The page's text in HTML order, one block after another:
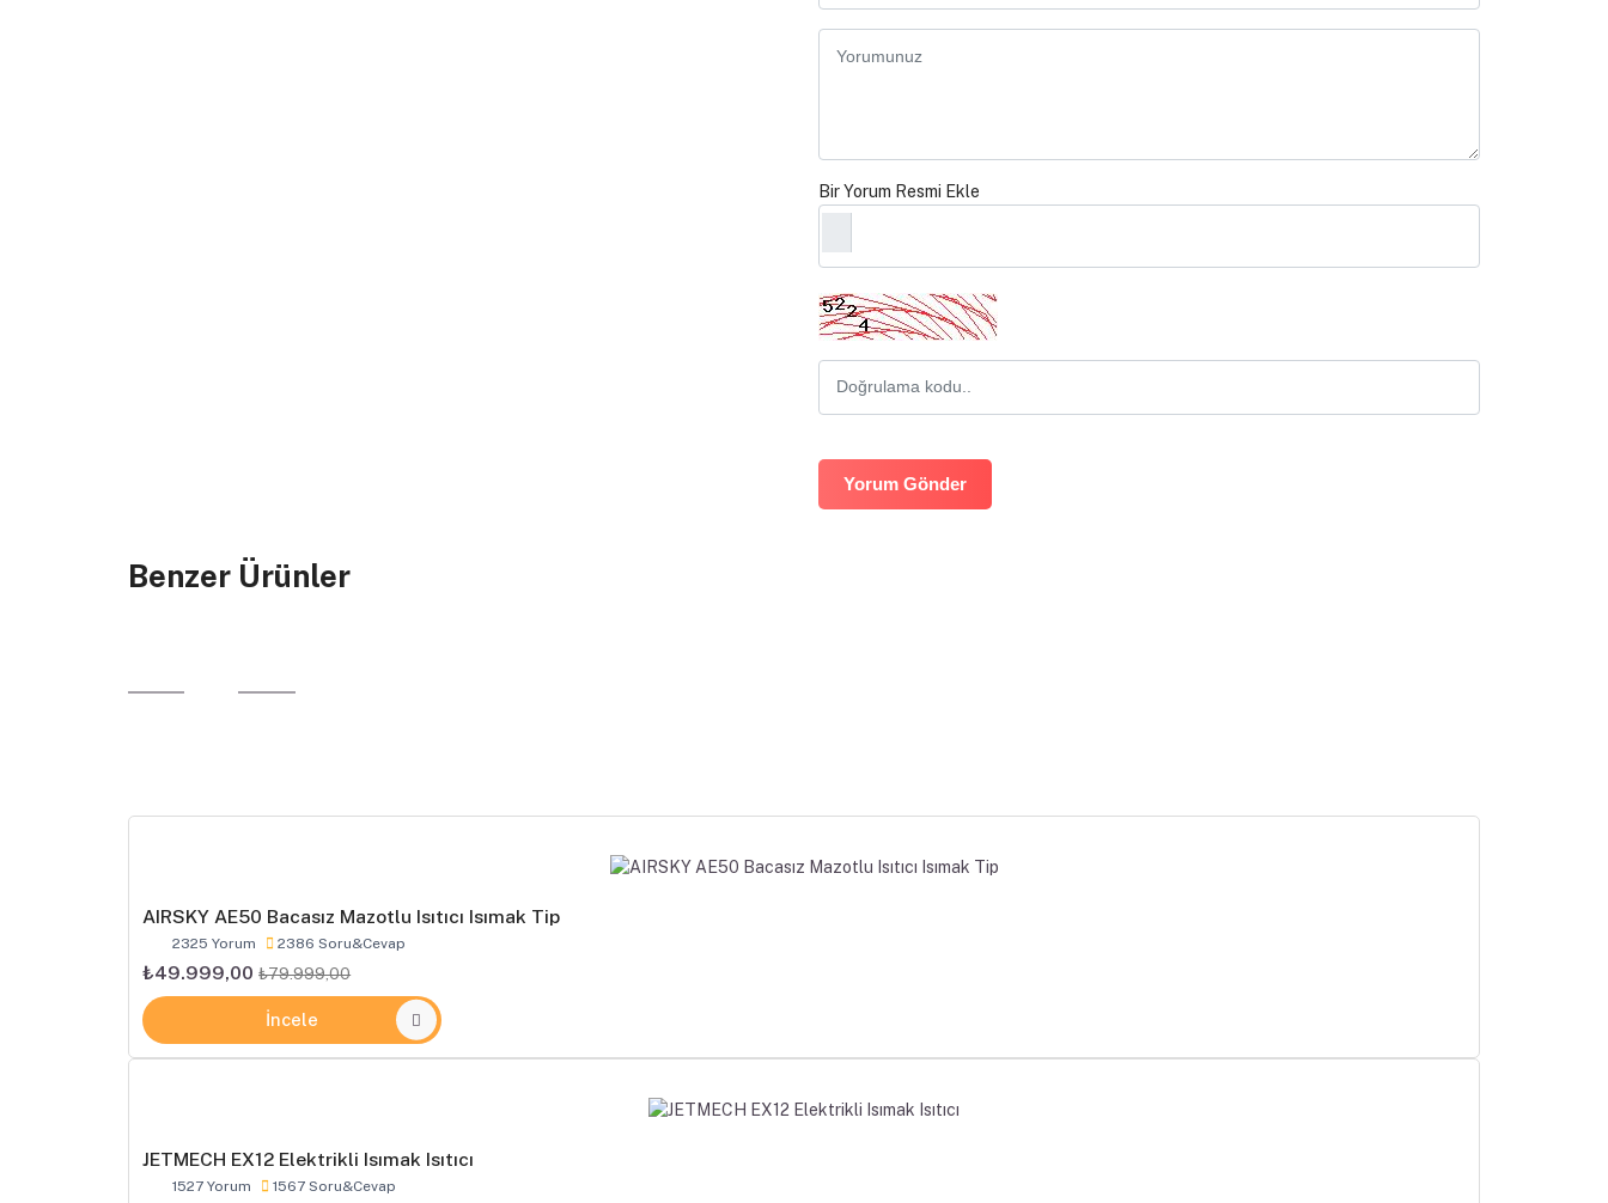
Bir Yorum Resmi Ekle
Yorum Gönder
Benzer Ürünler
AIRSKY AE50 Bacasız Mazotlu Isıtıcı Isımak Tip
2325 Yorum 2386 Soru&Cevap
₺49.999,00 ₺79.999,00
İncele
JETMECH EX12 Elektrikli Isımak Isıtıcı
1527 Yorum 1567 Soru&Cevap